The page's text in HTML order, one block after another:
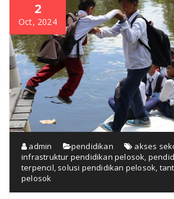
2
Oct, 2024
admin pendidikan akses
infrastruktur pendidikan pelosok,
terpencil, solusi pendidikan pelosok,
pelosok